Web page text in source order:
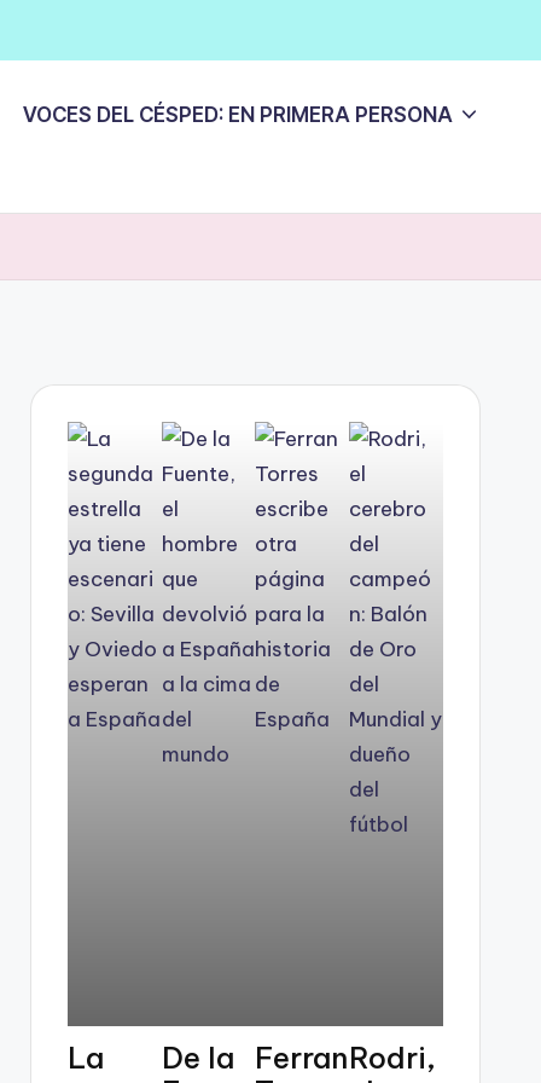
VOCES DEL CÉSPED: EN PRIMERA PERSONA
La
De la
FerranRodri,